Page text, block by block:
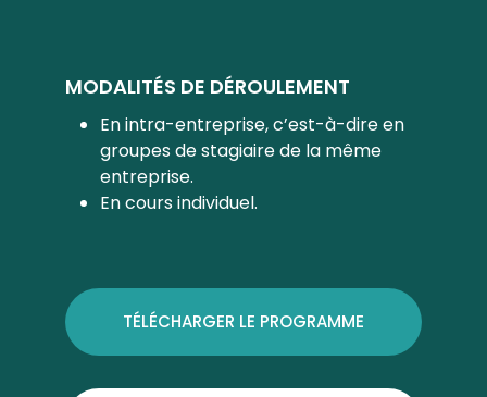
MODALITÉS DE DÉROULEMENT
En intra-entreprise, c’est-à-dire en
groupes de stagiaire de la même
entreprise.
En cours individuel.
TÉLÉCHARGER LE PROGRAMME